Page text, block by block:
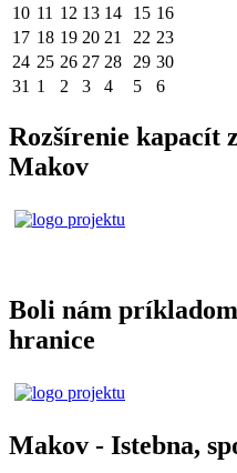
10 11 12 13 14 15 16
17 18 19 20 21 22 23
24 25 26 27 28 29 30
31 1 2 3 4 5 6
Rozšírenie kapacít
Makov
Boli nám
hranice
Makov - Istebna,